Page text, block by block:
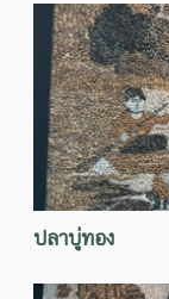
ปลาบู่ทอง